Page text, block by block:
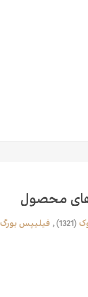
محصول
(1321)
, فیلیپس بورگ